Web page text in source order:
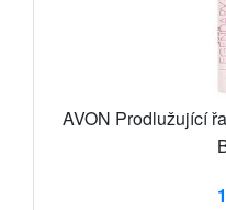
AVON Prodlužující